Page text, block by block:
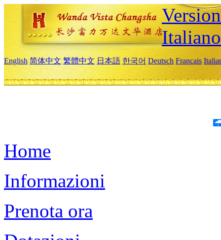
Italiano
English 简体中文 繁體中文 日本語 한국어 Deutsch Français
Home
Informazioni
Prenota ora